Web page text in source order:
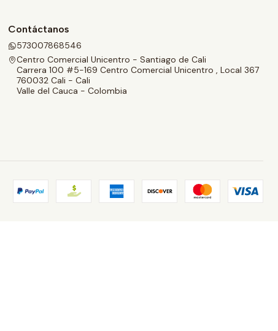
Contáctanos
573007868546
Centro Comercial Unicentro - Santiago de Cali
Carrera 100 #5-169 Centro Comercial Unicentro , Local 367
760032 Cali - Cali
Valle del Cauca - Colombia